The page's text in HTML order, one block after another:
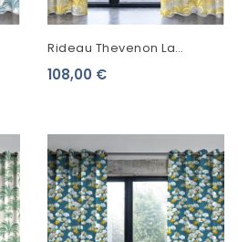
Rideau Thevenon La
Palmeraie Moutarde Fond
108,00 €